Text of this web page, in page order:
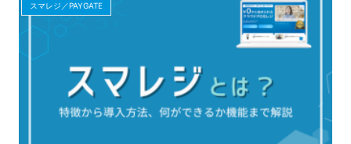
スマレジ／PAYGATE